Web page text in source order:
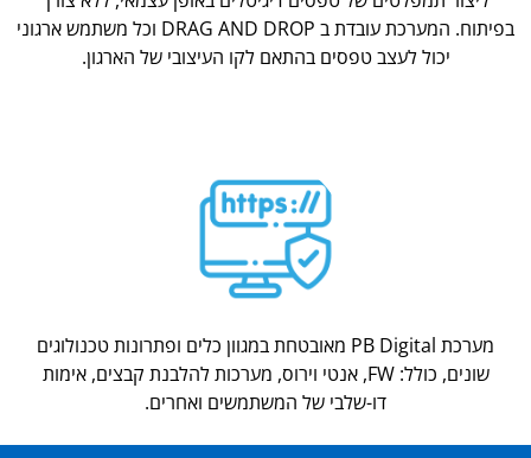
בפיתוח. המערכת עובדת ב DRAG AND DROP וכל משתמש ארגוני
יכול לעצב טפסים בהתאם לקו העיצובי של הארגון.
מערכת PB Digital מאובטחת במגוון כלים ופתרונות טכנולוגים
שונים, כולל: FW, אנטי וירוס, מערכות להלבנת קבצים, אימות
דו-שלבי של המשתמשים ואחרים.